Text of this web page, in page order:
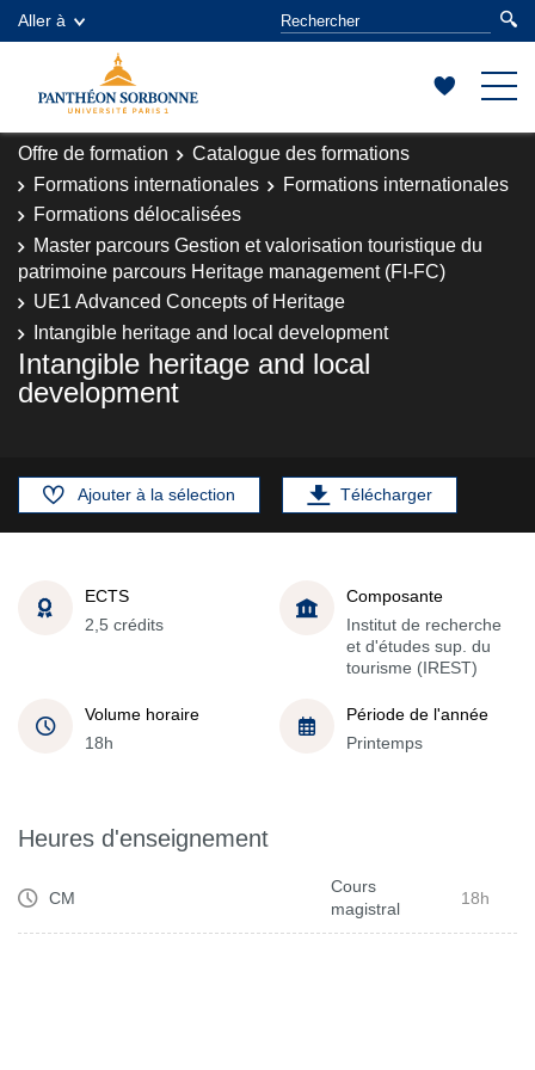
Aller à
Offre de formation
Catalogue des formations
Formations internationales
Formations internationales
Formations délocalisées
Master parcours Gestion et valorisation touristique du
patrimoine parcours Heritage management (FI-FC)
UE1 Advanced Concepts of Heritage
Intangible heritage and local development
Intangible heritage and local
development
Ajouter à la sélection Télécharger
ECTS
2,5 crédits
Composante
Institut de recherche
et d'études sup. du
tourisme (IREST)
Volume horaire
18h
Période de l'année
Printemps
Heures d'enseignement
CM
Cours
magistral
18h